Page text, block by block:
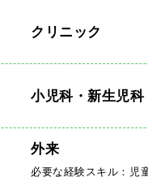
クリニック
小児科・新生児
外来
必要な経験スキル：児